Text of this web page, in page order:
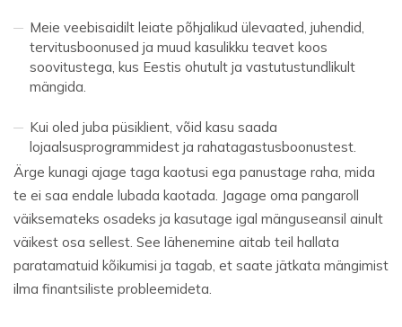
Meie veebisaidilt leiate põhjalikud ülevaated, juhendid,
tervitusboonused ja muud kasulikku teavet koos
soovitustega, kus Eestis ohutult ja vastutustundlikult
mängida.
Kui oled juba püsiklient, võid kasu saada
lojaalsusprogrammidest ja rahatagastusboonustest.
Ärge kunagi ajage taga kaotusi ega panustage raha, mida
te ei saa endale lubada kaotada. Jagage oma pangaroll
väiksemateks osadeks ja kasutage igal mänguseansil ainult
väikest osa sellest. See lähenemine aitab teil hallata
paratamatuid kõikumisi ja tagab, et saate jätkata mängimist
ilma finantsiliste probleemideta.